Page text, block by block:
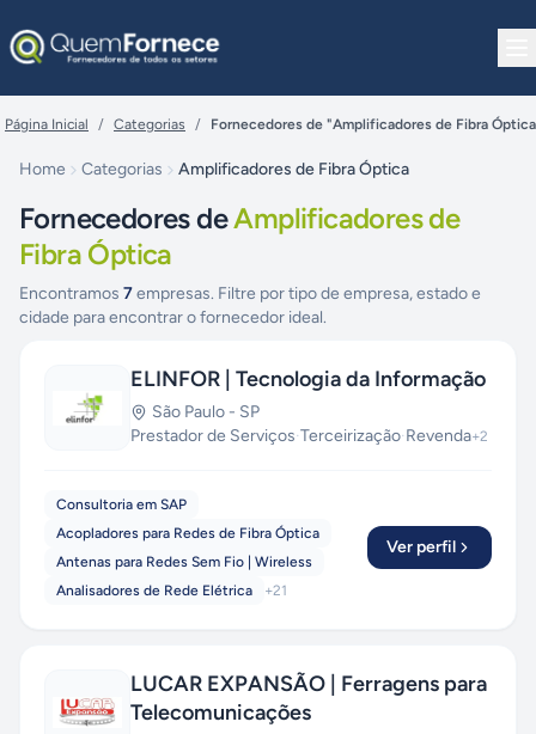
Página Inicial / Categorias / Fornecedores de "Amplificadores de Fibra
Home Categorias Amplificadores de Fibra Óptica
Fornecedores deAmplificadores de
Fibra Óptica
Encontramos 7empresas. Filtre por tipo de empresa, estado e
cidade para encontrar o fornecedor ideal.
ELINFOR | Tecnologia da Informação
São Paulo - SP
Prestador de Serviços·Terceirização·Revenda+2
Consultoria em SAP
Acopladores para Redes de Fibra Óptica
Antenas para Redes Sem Fio | Wireless
Analisadores de Rede Elétrica
+21
Ver perfil
LUCAR EXPANSÃO | Ferragens para
Telecomunicações